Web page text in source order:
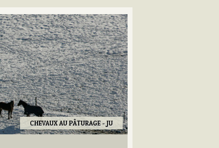
CHEVAUX AU PÂTURAGE - JU